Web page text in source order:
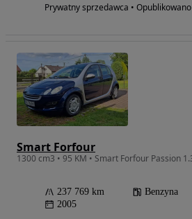
Prywatny sprzedawca • Opublikowano
Smart Forfour
237 769 km Benzyna
2005